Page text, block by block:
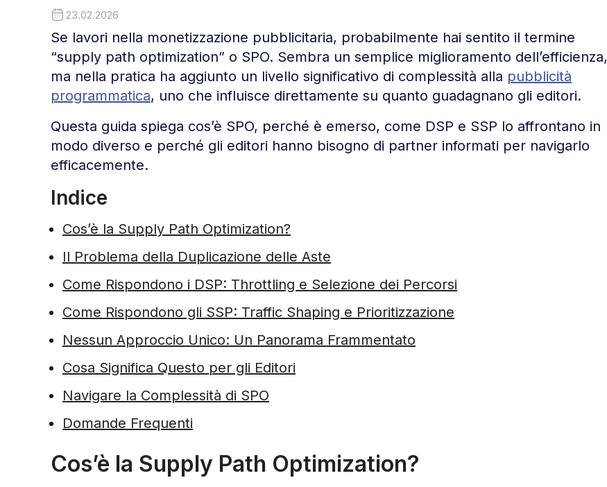
23.02.2026
Se lavori nella monetizzazione pubblicitaria, probabilmente hai sentito il termine
“supply path optimization” o SPO. Sembra un semplice miglioramento dell’efficienza,
ma nella pratica ha aggiunto un livello significativo di complessità alla pubblicità
programmatica, uno che influisce direttamente su quanto guadagnano gli editori.
Questa guida spiega cos’è SPO, perché è emerso, come DSP e SSP lo affrontano in
modo diverso e perché gli editori hanno bisogno di partner informati per navigarlo
efficacemente.
Indice
Cos’è la Supply Path Optimization?
Il Problema della Duplicazione delle Aste
Come Rispondono i DSP: Throttling e Selezione dei Percorsi
Come Rispondono gli SSP: Traffic Shaping e Prioritizzazione
Nessun Approccio Unico: Un Panorama Frammentato
Cosa Significa Questo per gli Editori
Navigare la Complessità di SPO
Domande Frequenti
Cos’è la Supply Path Optimization?